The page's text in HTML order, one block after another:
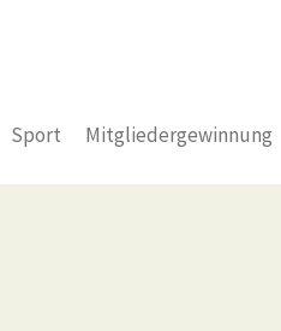
Sport Mitgliedergewinnung